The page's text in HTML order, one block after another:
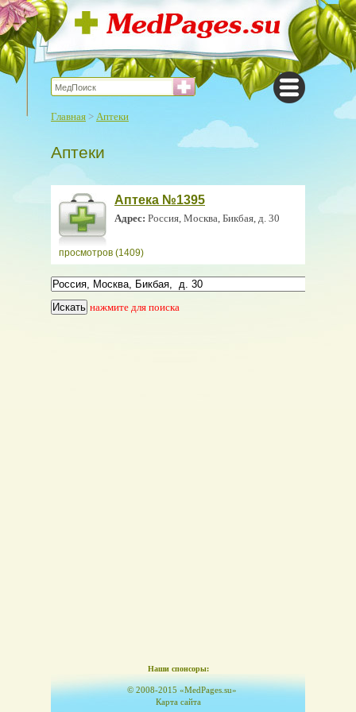
Главная > Аптеки
Аптеки
Аптека №1395
Адрес: Россия, Москва, Бикбая, д. 30
просмотров (1409)
нажмите для поиска
Наши спонсоры:
© 2008-2015 «MedPages.su»
Карта сайта